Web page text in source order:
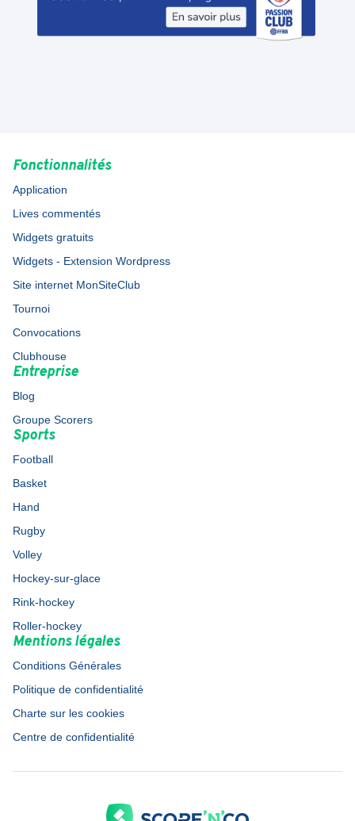
Fonctionnalités
Application
Lives commentés
Widgets gratuits
Widgets - Extension Wordpress
Site internet MonSiteClub
Tournoi
Convocations
Clubhouse
Entreprise
Blog
Groupe Scorers
Sports
Football
Basket
Hand
Rugby
Volley
Hockey-sur-glace
Rink-hockey
Roller-hockey
Mentions légales
Conditions Générales
Politique de confidentialité
Charte sur les cookies
Centre de confidentialité